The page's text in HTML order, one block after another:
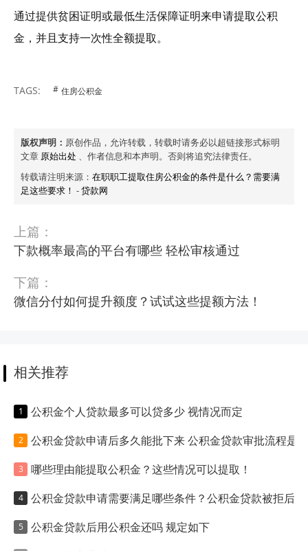
通过提供贫困证明或最低生活保障证明来申请提取公积
金，并且支持一次性全额提取。
TAGS: 住房公积金
版权声明： 原创作品，允许转载，转载时请务必以超链接形式标明
文章 原始出处 、作者信息和本声明。否则将追究法律责任。
转载请注明来源： 在职职工提取住房公积金的条件是什么？需要满
足这些要求！ -贷款网
上篇：
下款概率最高的平台有哪些 轻松审核通过
下篇：
微信分付如何提升额度？试试这些提额方法！
相关推荐
公积金个人贷款最多可以贷多少 视情况而定
公积金贷款申请后多久能批下来 公积金贷款审批流程是什么
哪些理由能提取公积金？这些情况可以提取！
公积金贷款申请需要满足哪些条件？公积金贷款被拒后去申请商业住房贷款的成功率高吗？
公积金贷款后用公积金还吗 规定如下